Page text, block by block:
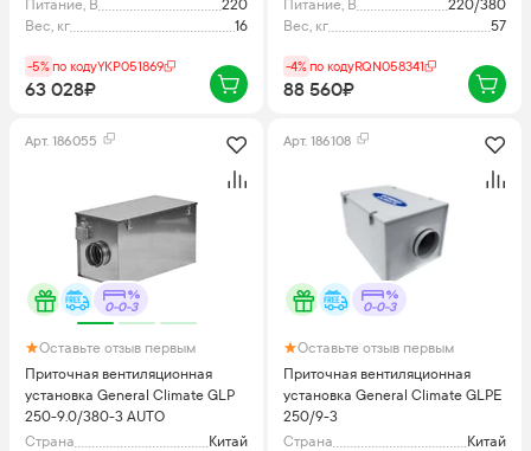
Питание, В
220
Вес, кг
16
-5%по кодуYKP051869
63 028₽
Питание, В
220/380
Вес, кг
57
-4%по кодуRQN058341
88 560₽
Арт. 186055
0-0-3
Оставьте отзыв первым
Приточная вентиляционная
установка General Climate GLP
250-9.0/380-3 AUTO
Страна
Китай
Арт. 186108
0-0-3
Оставьте отзыв первым
Приточная вентиляционная
установка General Climate GLPE
250/9-3
Страна
Китай